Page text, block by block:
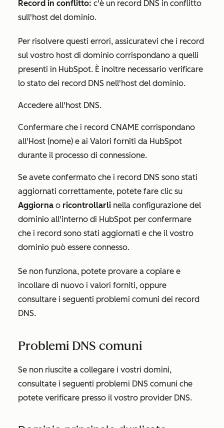
Record in conflitto: c'è un record DNS in conflitto
sull'host del dominio.
Per risolvere questi errori, assicuratevi che i record
sul vostro host di dominio corrispondano a quelli
presenti in HubSpot. È inoltre necessario verificare
lo stato dei record DNS nell'host del dominio.
Accedere all'host DNS.
Confermare che i record CNAME corrispondano
all'Host (nome) e ai Valori forniti da HubSpot
durante il processo di connessione.
Se avete confermato che i record DNS sono stati
aggiornati correttamente, potete fare clic su
Aggiorna o ricontrollarli nella configurazione del
dominio all'interno di HubSpot per confermare
che i record sono stati aggiornati e che il vostro
dominio può essere connesso.
Se non funziona, potete provare a copiare e
incollare di nuovo i valori forniti, oppure
consultare i seguenti problemi comuni dei record
DNS.
Problemi DNS comuni
Se non riuscite a collegare i vostri domini,
consultate i seguenti problemi DNS comuni che
potete verificare presso il vostro provider DNS.